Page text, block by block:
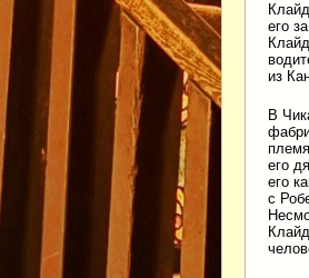
его
из
В
его
его
с